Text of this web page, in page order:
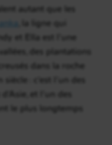
autant que les
, la ligne qui
et Ella est l’une
des plantations
dans la roche
: c’est l’un des
et l’un des
le plus longtemps